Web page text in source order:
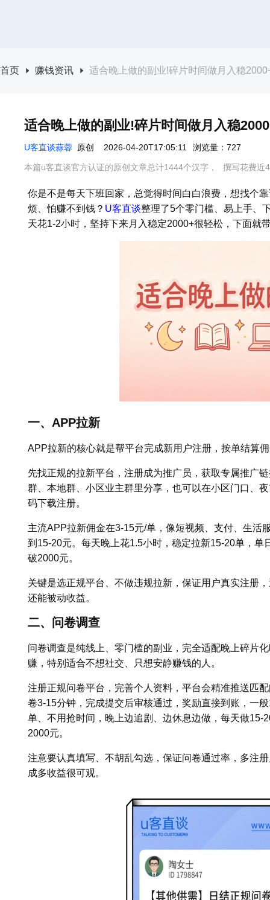
首页 赚钱资讯 适合晚上做的副业!碎片时间做月入稳
适合晚上做的副业!碎片时间做月入稳
U客直谈蒜蓉 原创 2026-04-20T17:05:11 浏览量：727
本篇u客直谈官方认证的原创文章总计1444个汉字， 撰写花费近
你是不是每天下班回家，总觉得时间白白浪费，想找个
烦、怕赚不到钱？ U客直谈整理了5个零门槛、易上手、
天花1-2小时，坚持下来月入稳定2000+很轻松，下面就
一、APP拉新
APP拉新的核心就是帮平台完成新用户注册，按单结算
先找正规的拉新平台，注册成为推广员，获取专属推广
群、本地群、小区业主群里分享，也可以在小区门口、
码下载注册。
主流APP拉新佣金在3-15元/单，像短视频、支付、生活
到15-20元。每天晚上花1.5小时，稳定拉新15-20单，
破2000元。
关键是选正规平台、不做违规拉新，保证用户真实注册
还能被动收益。
二、问卷调查
问卷调查是纯线上、零门槛的副业，完全适配晚上碎片
赚，特别适合不想社交、只想安静赚钱的人。
注册正规问卷平台，完善个人资料，平台会精准推送匹
卷3-15分钟，完成提交后审核通过，奖励直接到账，一
单、不用抢时间，晚上边追剧、边休息边做，每天做15-
2000元。
注意要认真填写、不胡乱勾选，保证问卷通过率，多注
成多收益很可观。